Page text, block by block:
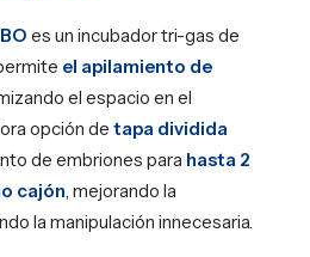
es un incubador tri-gas de
el apilamiento de
el espacio en el
opción de tapa dividida
de embriones para hasta 2
cajón, mejorando la
la manipulación innecesaria.